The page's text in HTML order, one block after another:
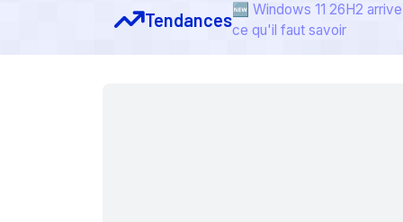
Tendances🆕 Windows 11 26H2
ce qu'il faut savoir